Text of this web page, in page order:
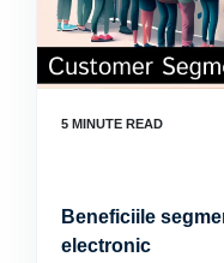
Beneficiile
electronic